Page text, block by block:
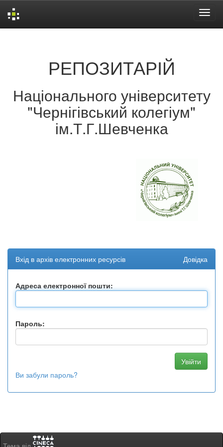
РЕПОЗИТАРІЙ
Національного університету
"Чернігівський колегіум"
ім.Т.Г.Шевченка
Вхід в архів електронних ресурсів Довідка
Адреса електронної пошти:
Пароль:
Ви забули пароль?